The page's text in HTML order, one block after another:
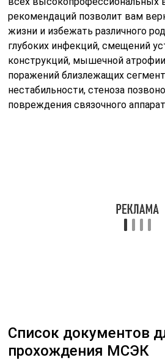
рекомендаций позволит вам
жизни и избежать различного
глубоких инфекций, смещений
конструкций, мышечной
поражений близлежащих
нестабильности, стеноза
повреждения связочного
Список документов
прохождения МСЭК